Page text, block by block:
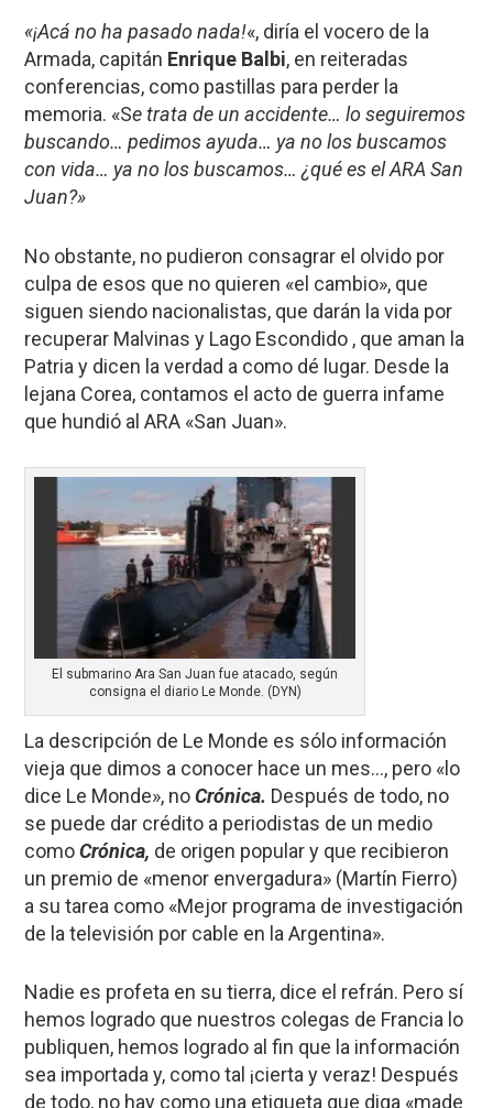
«¡Acá no ha pasado nada!«, diría el vocero de la
Armada, capitán Enrique Balbi, en reiteradas
conferencias, como pastillas para perder la
memoria. «Se trata de un accidente… lo seguiremos
buscando… pedimos ayuda… ya no los buscamos
con vida… ya no los buscamos… ¿qué es el ARA San
Juan?»
No obstante, no pudieron consagrar el olvido por
culpa de esos que no quieren «el cambio», que
siguen siendo nacionalistas, que darán la vida por
recuperar Malvinas y Lago Escondido , que aman la
Patria y dicen la verdad a como dé lugar. Desde la
lejana Corea, contamos el acto de guerra infame
que hundió al ARA «San Juan».
El submarino Ara San Juan fue atacado, según
consigna el diario Le Monde. (DYN)
La descripción de Le Monde es sólo información
vieja que dimos a conocer hace un mes…, pero «lo
dice Le Monde», noCrónica. Después de todo, no
se puede dar crédito a periodistas de un medio
comoCrónica, de origen popular y que recibieron
un premio de «menor envergadura» (Martín Fierro)
a su tarea como «Mejor programa de investigación
de la televisión por cable en la Argentina».
Nadie es profeta en su tierra, dice el refrán. Pero sí
hemos logrado que nuestros colegas de Francia lo
publiquen, hemos logrado al fin que la información
sea importada y, como tal ¡cierta y veraz! Después
de todo, no hay como una etiqueta que diga «made